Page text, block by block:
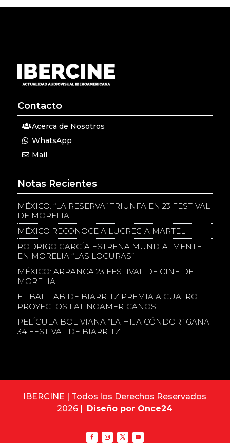
Contacto
Acerca de Nosotros
WhatsApp
Mail
Notas Recientes
MÉXICO: “LA RESERVA” TRIUNFA EN 23 FESTIVAL
DE MORELIA
MÉXICO RECONOCE A LUCRECIA MARTEL
RODRIGO GARCÍA ESTRENA MUNDIALMENTE
EN MORELIA “LAS LOCURAS”
MÉXICO: ARRANCA 23 FESTIVAL DE CINE DE
MORELIA
EL BAL-LAB DE BIARRITZ PREMIA A CUATRO
PROYECTOS LATINOAMERICANOS
PELÍCULA BOLIVIANA “LA HIJA CÓNDOR” GANA
34 FESTIVAL DE BIARRITZ
IBERCINE | Todos los Derechos Reservados
2026 |
Diseño por Once24